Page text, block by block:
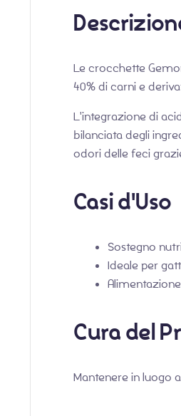
Le crocchette
40% di carni e
L'integrazione di
bilanciata degli
odori delle feci
Casi d'Uso
Sostegno
Ideale per
Cura del
Mantenere in luogo